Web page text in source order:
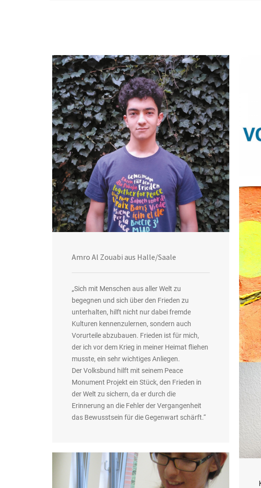
Amro Al Zouabi aus Halle/Saale
„Sich mit Menschen aus aller Welt zu
begegnen und sich über den Frieden zu
unterhalten, hilft nicht nur dabei fremde
Kulturen kennenzulernen, sondern auch
Vorurteile abzubauen. Frieden ist für mich,
der ich vor dem Krieg in meiner Heimat fliehen
musste, ein sehr wichtiges Anliegen.
Der Volksbund hilft mit seinem Peace
Monument Projekt ein Stück, den Frieden in
der Welt zu sichern, da er durch die
Erinnerung an die Fehler der Vergangenheit
das Bewusstsein für die Gegenwart schärft.“